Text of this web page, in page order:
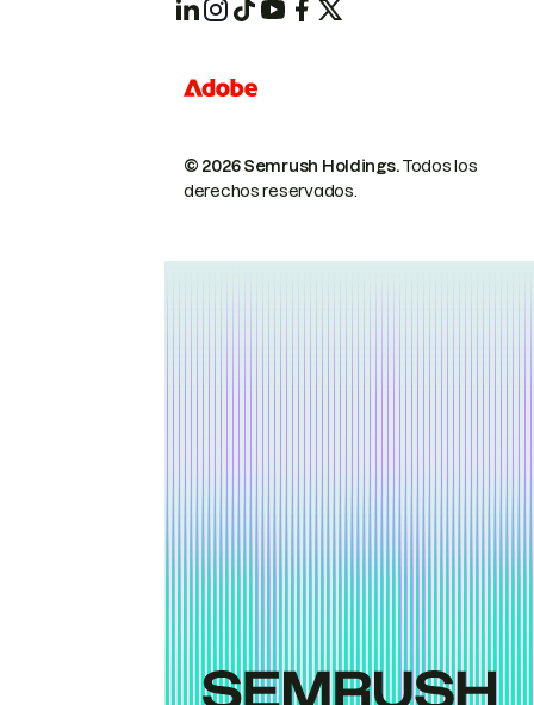
© 2026 Semrush Holdings.Todos los
derechos reservados.